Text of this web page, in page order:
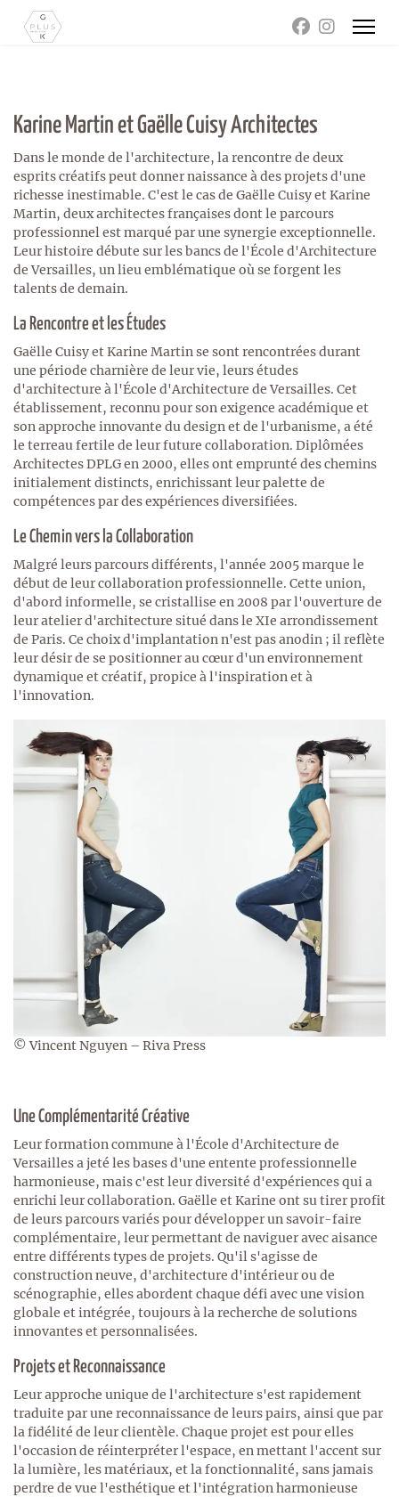
Karine Martin et Gaëlle Cuisy Architectes
Dans le monde de l'architecture, la rencontre de deux
esprits créatifs peut donner naissance à des projets d'une
richesse inestimable. C'est le cas de Gaëlle Cuisy et Karine
Martin, deux architectes françaises dont le parcours
professionnel est marqué par une synergie exceptionnelle.
Leur histoire débute sur les bancs de l'École d'Architecture
de Versailles, un lieu emblématique où se forgent les
talents de demain.
La Rencontre et les Études
Gaëlle Cuisy et Karine Martin se sont rencontrées durant
une période charnière de leur vie, leurs études
d'architecture à l'École d'Architecture de Versailles. Cet
établissement, reconnu pour son exigence académique et
son approche innovante du design et de l'urbanisme, a été
le terreau fertile de leur future collaboration. Diplômées
Architectes DPLG en 2000, elles ont emprunté des chemins
initialement distincts, enrichissant leur palette de
compétences par des expériences diversifiées.
Le Chemin vers la Collaboration
Malgré leurs parcours différents, l'année 2005 marque le
début de leur collaboration professionnelle. Cette union,
d'abord informelle, se cristallise en 2008 par l'ouverture de
leur atelier d'architecture situé dans le XIe arrondissement
de Paris. Ce choix d'implantation n'est pas anodin ; il reflète
leur désir de se positionner au cœur d'un environnement
dynamique et créatif, propice à l'inspiration et à
l'innovation.
© Vincent Nguyen – Riva Press
Une Complémentarité Créative
Leur formation commune à l'École d'Architecture de
Versailles a jeté les bases d'une entente professionnelle
harmonieuse, mais c'est leur diversité d'expériences qui a
enrichi leur collaboration. Gaëlle et Karine ont su tirer profit
de leurs parcours variés pour développer un savoir-faire
complémentaire, leur permettant de naviguer avec aisance
entre différents types de projets. Qu'il s'agisse de
construction neuve, d'architecture d'intérieur ou de
scénographie, elles abordent chaque défi avec une vision
globale et intégrée, toujours à la recherche de solutions
innovantes et personnalisées.
Projets et Reconnaissance
Leur approche unique de l'architecture s'est rapidement
traduite par une reconnaissance de leurs pairs, ainsi que par
la fidélité de leur clientèle. Chaque projet est pour elles
l'occasion de réinterpréter l'espace, en mettant l'accent sur
la lumière, les matériaux, et la fonctionnalité, sans jamais
perdre de vue l'esthétique et l'intégration harmonieuse